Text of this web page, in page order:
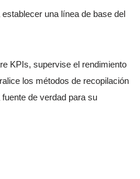
una línea de base del
KPIs, supervise el rendimiento
los métodos de recopilación
de verdad para su